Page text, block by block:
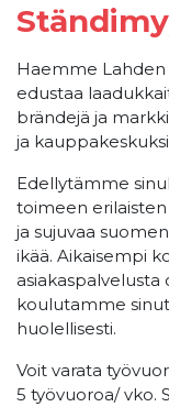
Haemme Lahden
edustaa
brändejä ja
ja
Edellytämme
toimeen
ja sujuvaa
ikää. Aikaisempi
koulutamme
huolellisesti.
Voit varata
5 työvuoroa/ vko.